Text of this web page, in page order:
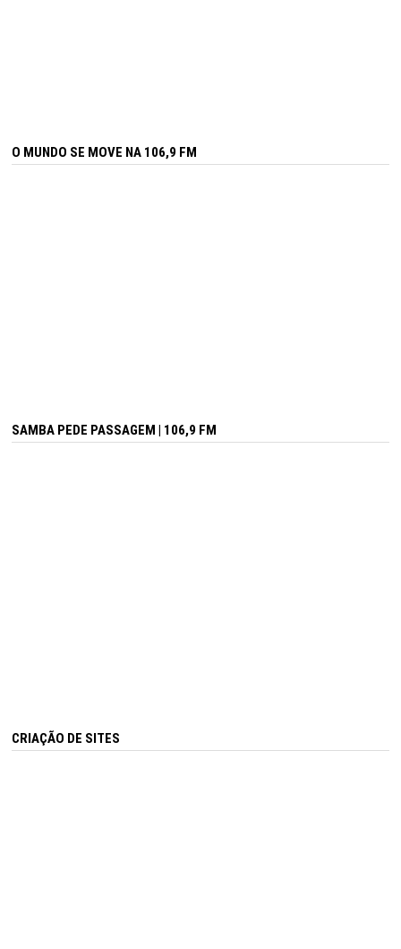
O MUNDO SE MOVE NA 106,9 FM
SAMBA PEDE PASSAGEM | 106,9 FM
CRIAÇÃO DE SITES